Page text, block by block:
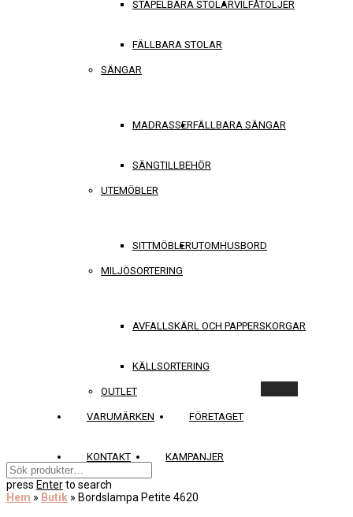
STAPELBARA STOLARVILFÅTÖLJER
FÄLLBARA STOLAR
SÄNGAR
MADRASSERFÄLLBARA SÄNGAR
SÄNGTILLBEHÖR
UTEMÖBLER
SITTMÖBLERUTOMHUSBORD
MILJÖSORTERING
AVFALLSKÄRL OCH PAPPERSKORGAR
KÄLLSORTERING
OUTLET
VARUMÄRKEN FÖRETAGET
KONTAKT KAMPANJER
press Enterto search
Hem » Butik » Bordslampa Petite 4620